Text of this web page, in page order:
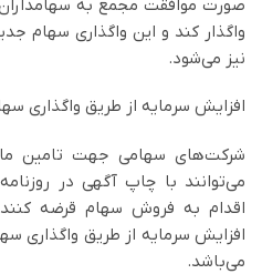
صورت موافقت مجمع به
واگذار کند و این واگذاری سهام
نیز می‌شود.
افزایش سرمایه از طریق واگذاری
شرکت‌های سهامی جهت تامین
می‌توانند با چاپ آگهی در
اقدام به فروش سهام قرضه
افزایش سرمایه از طریق واگذاری
می‌باشد.